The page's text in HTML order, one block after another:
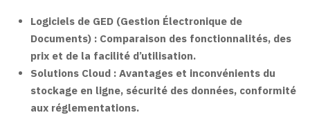
Logiciels de GED (Gestion Électronique de
Documents) : Comparaison des fonctionnalités, des
prix et de la facilité d’utilisation.
Solutions Cloud : Avantages et inconvénients du
stockage en ligne, sécurité des données, conformité
aux réglementations.